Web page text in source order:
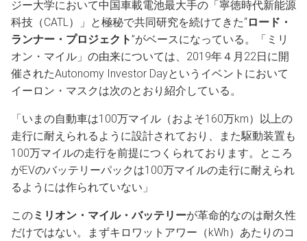
ジー大学において中国車載電池最大手の「寧徳時代新能源
科技（CATL）」と極秘で共同研究を続けてきた“ロード・
ランナー・プロジェクト”がベースになっている。「ミリ
オン・マイル」の由来については、2019年４月22日に開
催されたAutonomy Investor Dayというイベントにおいて
イーロン・マスクは次のとおり紹介している。
「いまの自動車は100万マイル（およそ160万km）以上の
走行に耐えられるように設計されており、また駆動装置も
100万マイルの走行を前提につくられております。ところ
がEVのバッテリーパックは100万マイルの走行に耐えられ
るようには作られていない」
このミリオン・マイル・バッテリーが革命的なのは耐久性
だけではない。まずキロワットアワー（kWh）あたりのコ